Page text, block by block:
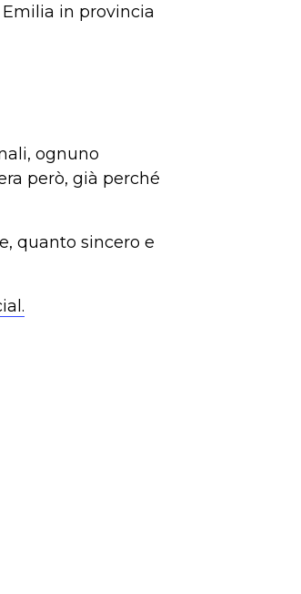
in provincia
ognuno
però, già perché
quanto sincero e